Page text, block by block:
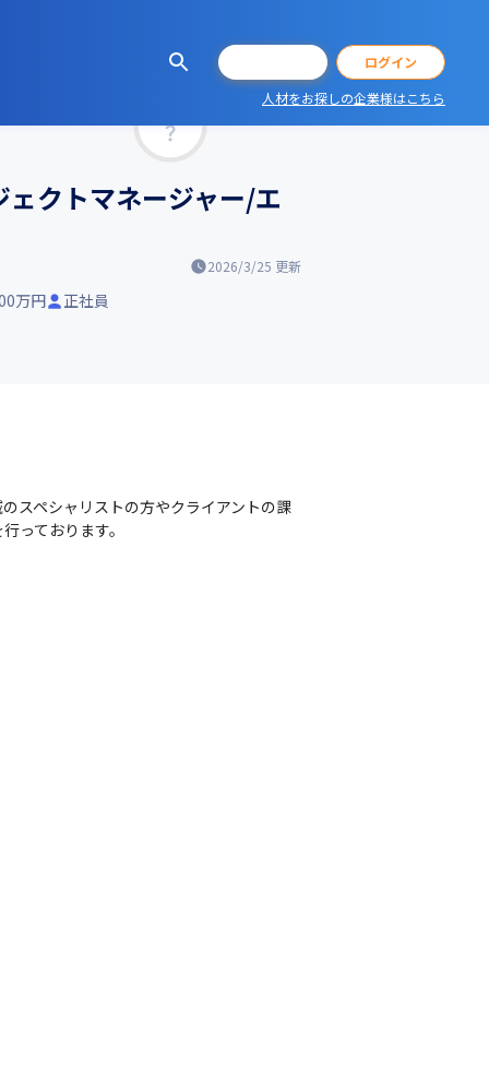
ログイン
人材をお探しの企業様はこちら
クトマネージャー/エ
2026/3/25 更新
万円 正社員
スペシャリストの方やクライアントの課
っております。